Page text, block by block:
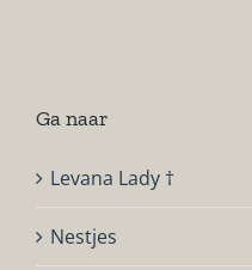
Ga naar
Levana Lady †
Nestjes